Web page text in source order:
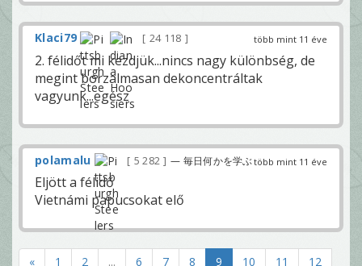
több mint 11 éve
Klaci79 24 118
2. félidőt mi kezdjük...nincs nagy különbség, de
megint borzalmasan dekoncentráltak
vagyunk...egész
több mint 11 éve
polamalu 5 282 — 毎日何かを学ぶ
Eljött a félidő
Vietnámi papucsokat elő
« 1 2 ... 6 7 8 9 10 11 12